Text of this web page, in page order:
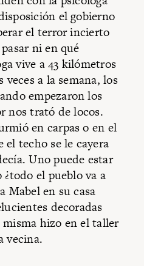
el gobierno
el terror incierto
ni en qué
vive a 43 kilómetros
a la semana, los
empezaron los
nos trató de locos.
en carpas o en el
techo se le cayera
Uno puede estar
¿todo el pueblo va a
Mabel en su casa
decoradas
hizo en el taller
vecina.